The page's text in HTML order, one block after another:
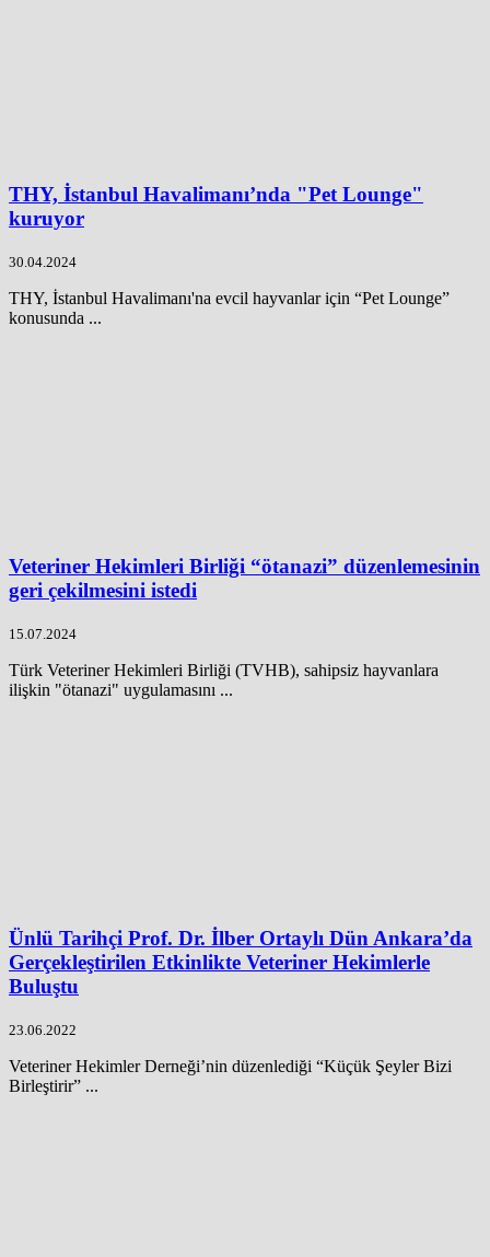
THY, İstanbul Havalimanı’nda "Pet Lounge"
kuruyor
30.04.2024
THY, İstanbul Havalimanı'na evcil hayvanlar için “Pet Lounge”
konusunda ...
Veteriner Hekimleri Birliği “ötanazi” düzenlemesinin
geri çekilmesini istedi
15.07.2024
Türk Veteriner Hekimleri Birliği (TVHB), sahipsiz hayvanlara
ilişkin "ötanazi" uygulamasını ...
Ünlü Tarihçi Prof. Dr. İlber Ortaylı Dün Ankara’da
Gerçekleştirilen Etkinlikte Veteriner Hekimlerle
Buluştu
23.06.2022
Veteriner Hekimler Derneği’nin düzenlediği “Küçük Şeyler Bizi
Birleştirir” ...